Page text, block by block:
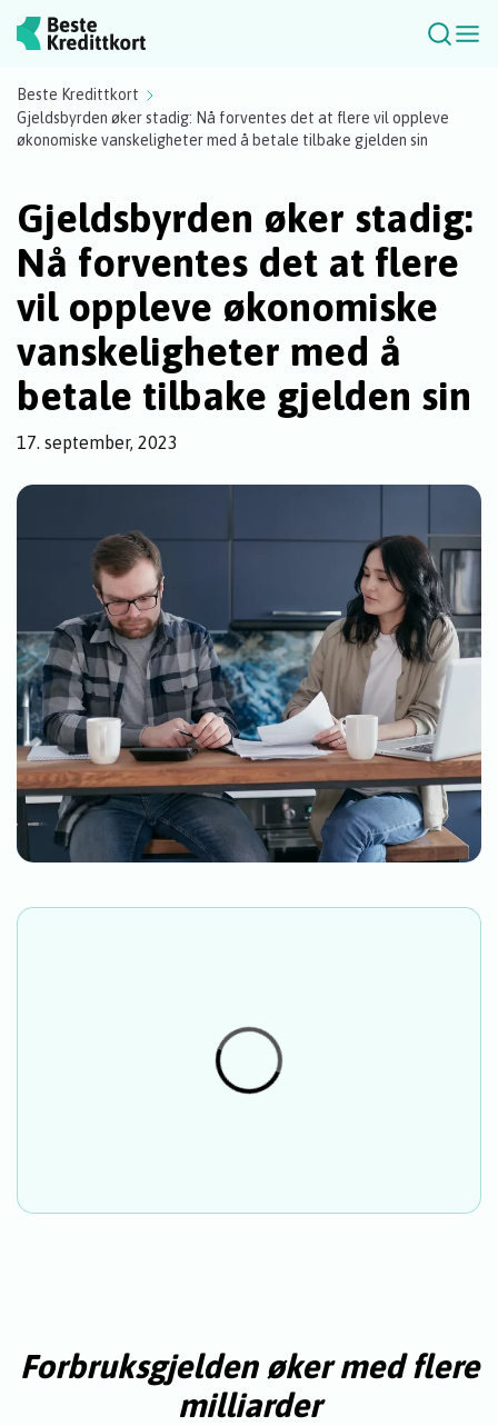
Beste Kredittkort
Gjeldsbyrden øker stadig: Nå forventes det at flere vil oppleve
økonomiske vanskeligheter med å betale tilbake gjelden sin
Gjeldsbyrden øker stadig:
Nå forventes det at flere
vil oppleve økonomiske
vanskeligheter med å
betale tilbake gjelden sin
17. september, 2023
Forbruksgjelden øker med flere
milliarder